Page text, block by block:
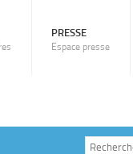
PRESSE
Espace presse